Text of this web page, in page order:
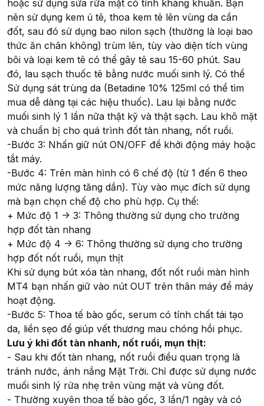
hoặc sử dụng sửa rữa mặt có tính kháng khuẩn. Bạn
nên sử dụng kem ủ tê, thoa kem tê lên vùng da cần
đốt, sau đó sử dụng bao nilon sạch (thường là loại bao
thức ăn chân không) trùm lên, tùy vào diện tích vùng
bôi và loại kem tê có thể gây tê sau 15-60 phút. Sau
đó, lau sạch thuốc tê bằng nước muối sinh lý. Có thể
Sử dụng sát trùng da (Betadine 10% 125ml có thể tìm
mua dễ dàng tại các hiệu thuốc). Lau lại bằng nước
muối sinh lý 1 lần nữa thật kỹ và thật sạch. Lau khô mặt
và chuẩn bị cho quá trình đốt tàn nhang, nốt ruồi.
-Bước 3: Nhấn giữ nút ON/OFF để khởi động máy hoặc
tắt máy.
-Bước 4: Trên màn hình có 6 chế độ (từ 1 đến 6 theo
mức năng lượng tăng dần). Tùy vào mục đích sử dụng
mà bạn chọn chế độ cho phù hợp. Cụ thể:
+ Mức độ 1 -> 3: Thông thường sử dụng cho trường
hợp đốt tàn nhang
+ Mức độ 4 -> 6: Thông thường sử dụng cho trường
hợp đốt nốt ruồi, mụn thịt
Khi sử dụng bút xóa tàn nhang, đốt nốt ruồi màn hình
MT4 bạn nhấn giữ vào nút OUT trên thân máy để máy
hoạt động.
-Bước 5: Thoa tế bào gốc, serum có tính chất tái tạo
da, liền sẹo để giúp vết thương mau chóng hồi phục.
Lưu ý khi đốt tàn nhanh, nốt ruồi, mụn thịt:
- Sau khi đốt tàn nhang, nốt ruồi điều quan trọng là
tránh nước, ánh nắng Mặt Trời. Chỉ được sử dụng nước
muối sinh lý rửa nhẹ trên vùng mặt và vùng đốt.
- Thường xuyên thoa tế bào gốc, 3 lần/1 ngày và có